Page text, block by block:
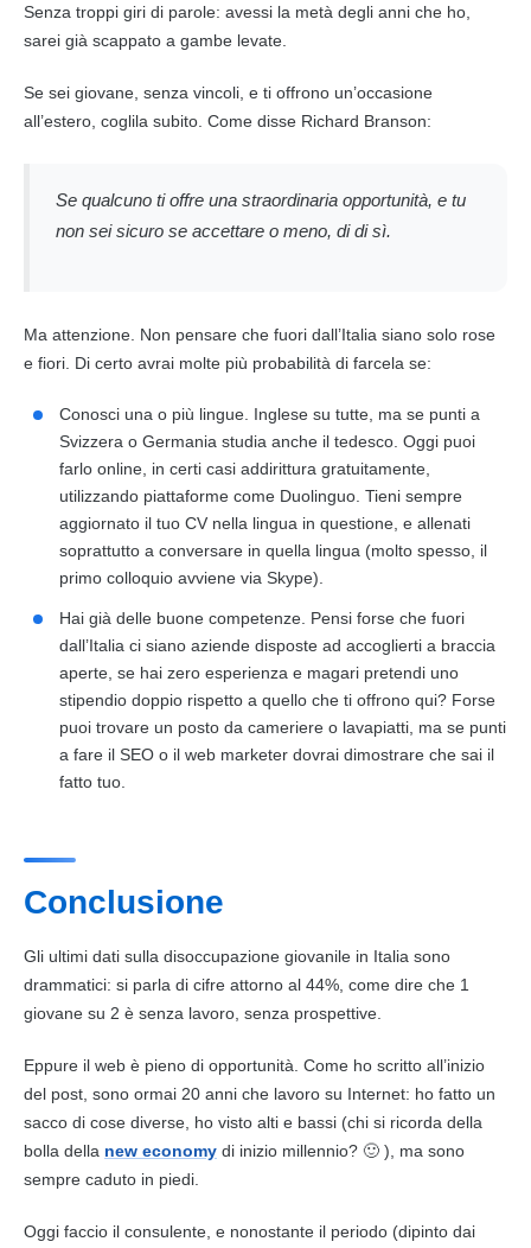
Senza troppi giri di parole: avessi la metà degli anni che ho,
sarei già scappato a gambe levate.
Se sei giovane, senza vincoli, e ti offrono un’occasione
all’estero, coglila subito. Come disse Richard Branson:
Se qualcuno ti offre una straordinaria opportunità, e tu
non sei sicuro se accettare o meno, di di sì.
Ma attenzione. Non pensare che fuori dall’Italia siano solo rose
e fiori. Di certo avrai molte più probabilità di farcela se:
Conosci una o più lingue. Inglese su tutte, ma se punti a
Svizzera o Germania studia anche il tedesco. Oggi puoi
farlo online, in certi casi addirittura gratuitamente,
utilizzando piattaforme come Duolinguo. Tieni sempre
aggiornato il tuo CV nella lingua in questione, e allenati
soprattutto a conversare in quella lingua (molto spesso, il
primo colloquio avviene via Skype).
Hai già delle buone competenze. Pensi forse che fuori
dall’Italia ci siano aziende disposte ad accoglierti a braccia
aperte, se hai zero esperienza e magari pretendi uno
stipendio doppio rispetto a quello che ti offrono qui? Forse
puoi trovare un posto da cameriere o lavapiatti, ma se punti
a fare il SEO o il web marketer dovrai dimostrare che sai il
fatto tuo.
Conclusione
Gli ultimi dati sulla disoccupazione giovanile in Italia sono
drammatici: si parla di cifre attorno al 44%, come dire che 1
giovane su 2 è senza lavoro, senza prospettive.
Eppure il web è pieno di opportunità. Come ho scritto all’inizio
del post, sono ormai 20 anni che lavoro su Internet: ho fatto un
sacco di cose diverse, ho visto alti e bassi (chi si ricorda della
bolla della new economy di inizio millennio? 🙂 ), ma sono
sempre caduto in piedi.
Oggi faccio il consulente, e nonostante il periodo (dipinto dai